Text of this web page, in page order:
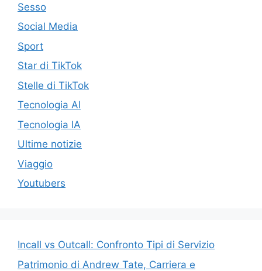
Sesso
Social Media
Sport
Star di TikTok
Stelle di TikTok
Tecnologia AI
Tecnologia IA
Ultime notizie
Viaggio
Youtubers
Incall vs Outcall: Confronto Tipi di Servizio
Patrimonio di Andrew Tate, Carriera e